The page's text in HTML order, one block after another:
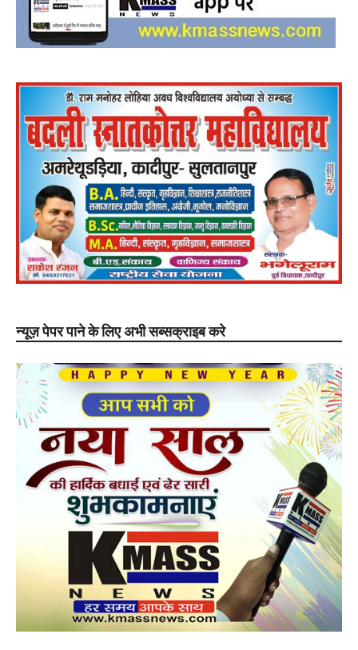
न्यूज़ पेपर पाने के लिए अभी सब्सक्राइब करे